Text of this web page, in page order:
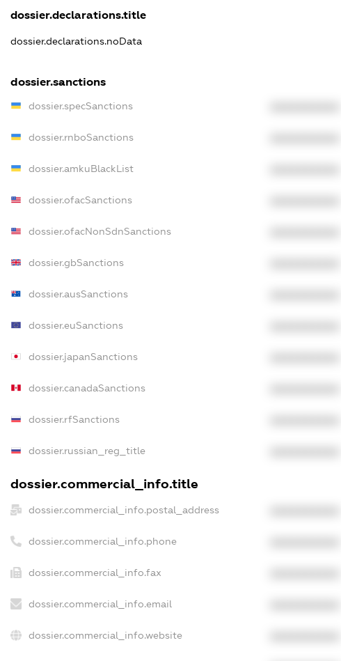
dossier.declarations.title
dossier.declarations.noData
dossier.sanctions
dossier.specSanctions
dossier.rnboSanctions
dossier.amkuBlackList
dossier.ofacSanctions
dossier.ofacNonSdnSanctions
dossier.gbSanctions
dossier.ausSanctions
dossier.euSanctions
dossier.japanSanctions
dossier.canadaSanctions
dossier.rfSanctions
dossier.russian_reg_title
dossier.commercial_info.title
dossier.commercial_info.postal_address
dossier.commercial_info.phone
dossier.commercial_info.fax
dossier.commercial_info.email
dossier.commercial_info.website